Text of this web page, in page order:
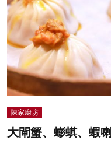
科技
影片
名家榜
灼見活動
陳家廚坊
大閘蟹、蟛蜞、蝦喇